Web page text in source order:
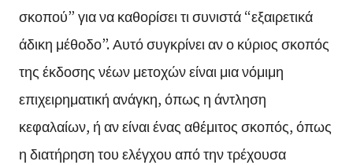
σκοπού” για να καθορίσει τι συνιστά “εξαιρετικά
άδικη μέθοδο”. Αυτό συγκρίνει αν ο κύριος σκοπός
της έκδοσης νέων μετοχών είναι μια νόμιμη
επιχειρηματική ανάγκη, όπως η άντληση
κεφαλαίων, ή αν είναι ένας αθέμιτος σκοπός, όπως
η διατήρηση του ελέγχου από την τρέχουσα